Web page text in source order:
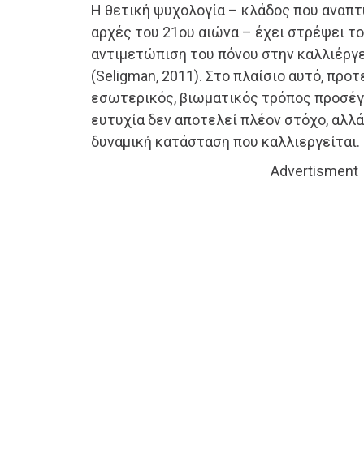
Η θετική ψυχολογία – κλάδος που
αρχές του 21ου αιώνα – έχει στρέψει
αντιμετώπιση του πόνου στην
(Seligman, 2011). Στο πλαίσιο αυτό,
εσωτερικός, βιωματικός τρόπος
ευτυχία δεν αποτελεί πλέον στόχο,
δυναμική κατάσταση που καλλιεργείται.
Advertisment